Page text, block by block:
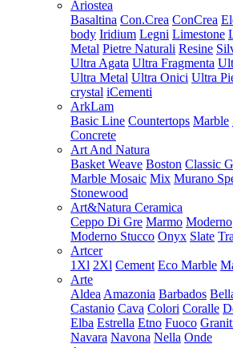
Ariostea
Basaltina Con.Crea ConCrea
body Iridium Legni Limestone
Metal Pietre Naturali Resine
Ultra Agata Ultra Fragmenta
Ultra Metal Ultra Onici Ultra
crystal iCementi
ArkLam
Basic Line Countertops Marble
Concrete
Art And Natura
Basket Weave Boston Classic
Marble Mosaic Mix Murano
Stonewood
Art&Natura Ceramica
Ceppo Di Gre Marmo Moderno
Moderno Stucco Onyx Slate
Artcer
1Xl 2Xl Cement Eco Marble
Arte
Aldea Amazonia Barbados
Castanio Cava Colori Coralle
Elba Estrella Etno Fuoco
Navara Navona Nella Onde